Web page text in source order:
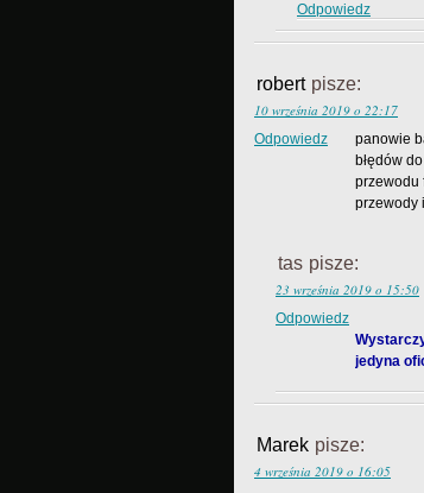
Odpowiedz
robert pisze:
10 września 2019 o 22:17
panowie
błędów
przewodu
przewody
Odpowiedz
tas pisze:
23 września 2019 o 15:50
jedyna
Odpowiedz
Marek pisze:
4 września 2019 o 16:05